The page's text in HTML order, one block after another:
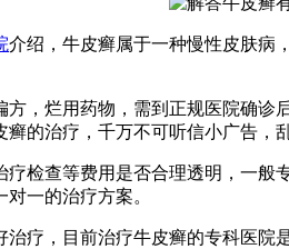
介绍，牛皮癣属于一种慢性皮肤病
，烂用药物，需到正规医院确
的治疗，千万不可听信小广告，
检查等费用是否合理透明，一
一的治疗方案。
疗，目前治疗牛皮癣的专科医